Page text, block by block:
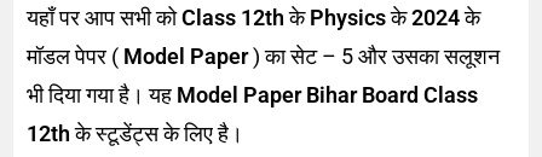
यहाँ पर आप सभी कोClass 12thकेPhysicsके2024के
मॉडल पेपर ( Model Paper) का सेट – 5 और उसका सलूशन
भी दिया गया है। यह Model Paper Bihar Board Class
12thके स्टूडेंट्स के लिए है।